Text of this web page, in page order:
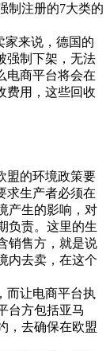
制注册的7大类的
家来说，德国的
强制下架，无法
电商平台将会在
费用，这些回收
盟的环境政策要
求生产者必须在
产生的影响，对
负责。这里的生
销售方，就是说
内去卖，在这个
而让电商平台执
台方包括亚马
，去确保在欧盟